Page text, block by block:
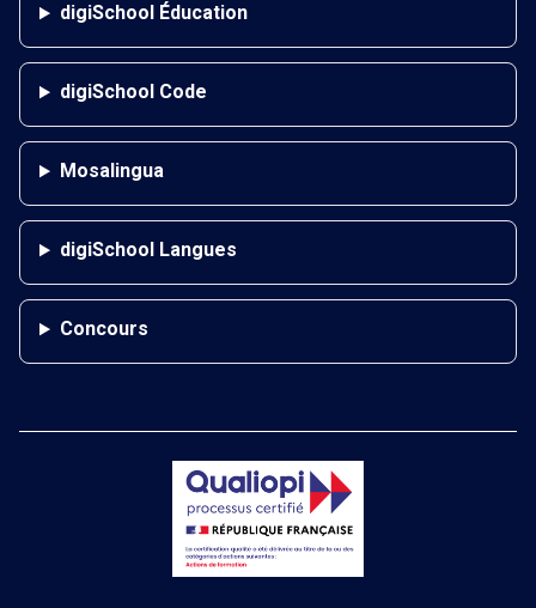
digiSchool Éducation
digiSchool Code
Mosalingua
digiSchool Langues
Concours